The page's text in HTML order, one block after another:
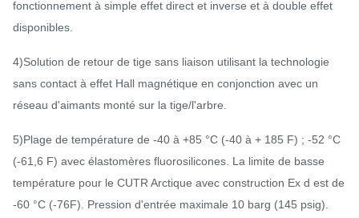
fonctionnement à simple effet direct et inverse et à double effet
disponibles.
4)Solution de retour de tige sans liaison utilisant la technologie
sans contact à effet Hall magnétique en conjonction avec un
réseau d'aimants monté sur la tige/l'arbre.
5)Plage de température de -40 à +85 °C (-40 à + 185 F) ; -52 °C
(-61,6 F) avec élastomères fluorosilicones. La limite de basse
température pour le CUTR Arctique avec construction Ex d est de
-60 °C (-76F). Pression d'entrée maximale 10 barg (145 psig).